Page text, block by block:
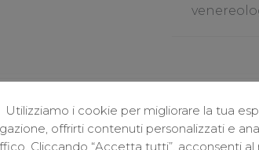
Utilizziamo i cookie per migliorare la tua
offrirti contenuti personalizzati e
Cliccando “Accetta tutti”, acconsenti al